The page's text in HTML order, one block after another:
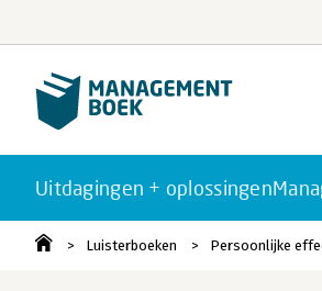
Uitdagingen + oplossingen
Luisterboeken Persoonlijke